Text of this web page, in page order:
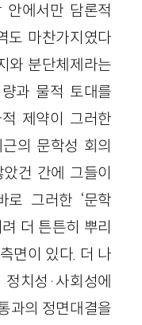
에서만 담론적
도 마찬가지였다
와 분단체제라는
과 물적 토대를
제약이 그러한
의 문학성 회의
건 간에 그들이
로 그러한 ‘문학
더 튼튼히 뿌리
면이 있다. 더 나
치성·사회성에
과의 정면대결을